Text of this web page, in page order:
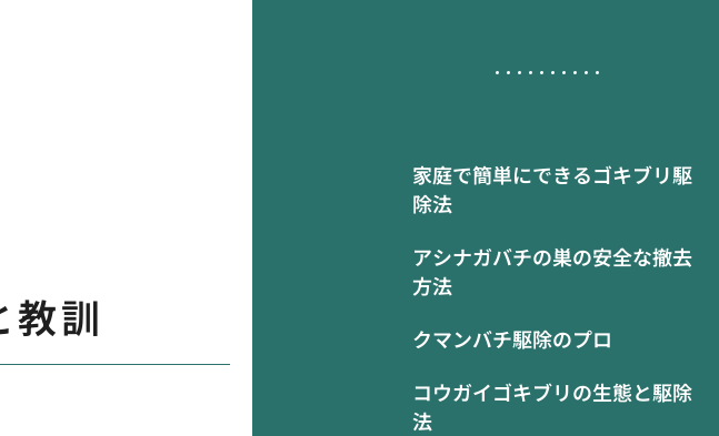
家庭で簡単にできるゴキブリ駆
除法
アシナガバチの巣の安全な撤去
方法
クマンバチ駆除のプロ
コウガイゴキブリの生態と駆除
法
教訓